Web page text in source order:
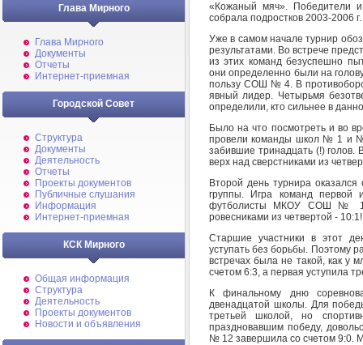
Глава Мирного
Глава Мирного
Документы
Отчеты
Интернет-приемная
Городской Совет
Структура
Документы
Деятельность
Отчеты
Проекты документов
Публичные слушания
Информация
Интернет-приемная
КСК Мирного
Общая информация
Структура
Деятельность
Проекты документов
Новости и объявления
«Кожаный мяч». Победители
собрала подростков 2003-2006
Уже в самом начале турнир
результатами. Во встрече
из этих команд безуспешно
они определенно были на
пользу СОШ № 4. В
явный лидер. Четырьмя
определили, кто сильнее в
Было на что посмотреть и во
провели команды школ № 1 и №
забившие тринадцать (!)
верх над сверстниками из
Второй день турнира
группы. Игра команд
футболисты МКОУ СОШ № 12
ровесниками из четвертой - 10:1!
Старшие участники в этот
уступать без борьбы. Поэтому
встречах была не такой, как
счетом 6:3, а первая уступила
К финальному дню
двенадцатой школы. Для
третьей школой, но
праздновавшим победу,
№ 12 завершила со счетом 9:0.